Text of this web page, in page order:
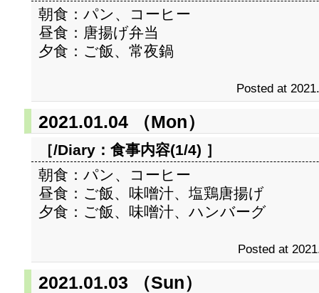
朝食：パン、コーヒー
昼食：唐揚げ弁当
夕食：ご飯、常夜鍋
Posted at
2021.01.04 （Mon）
［/Diary： 食事内容(1/4) ］
朝食：パン、コーヒー
昼食：ご飯、味噌汁、塩鶏唐揚げ
夕食：ご飯、味噌汁、ハンバーグ
Posted at
2021.01.03 （Sun）